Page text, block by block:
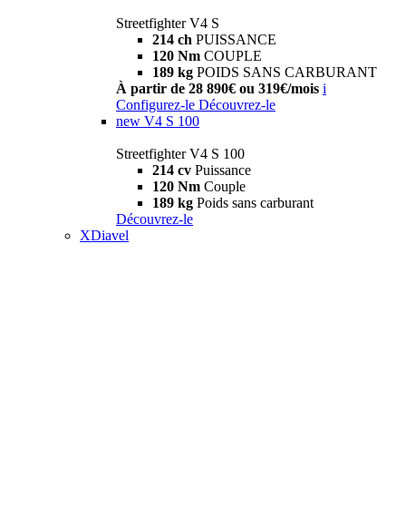
Streetfighter V4 S
214 ch PUISSANCE
120 Nm COUPLE
189 kg POIDS SANS CARBURANT
À partir de 28 890€ ou 319€/mois i
Configurez-le Découvrez-le
new V4 S 100
Streetfighter V4 S 100
214 cv Puissance
120 Nm Couple
189 kg Poids sans carburant
Découvrez-le
XDiavel